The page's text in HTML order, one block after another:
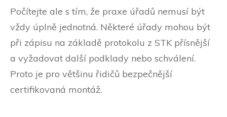
Počítejte ale s tím, že praxe úřadů nemusí být
vždy úplně jednotná. Některé úřady mohou být
při zápisu na základě protokolu z STK přísnější
a vyžadovat další podklady nebo schválení.
Proto je pro většinu řidičů bezpečnější
certifikovaná montáž.